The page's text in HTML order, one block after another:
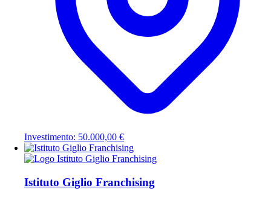
Investimento: 50.000,00 €
Istituto Giglio Franchising